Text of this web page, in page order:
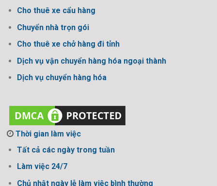
Cho thuê xe cẩu hàng
Chuyển nhà trọn gói
Cho thuê xe chở hàng đi tỉnh
Dịch vụ vận chuyển hàng hóa ngoại thành
Dịch vụ chuyển hàng hóa
Thời gian làm việc
Tất cả các ngày trong tuần
Làm việc 24/7
Chủ nhật ngày lễ làm việc bình thường